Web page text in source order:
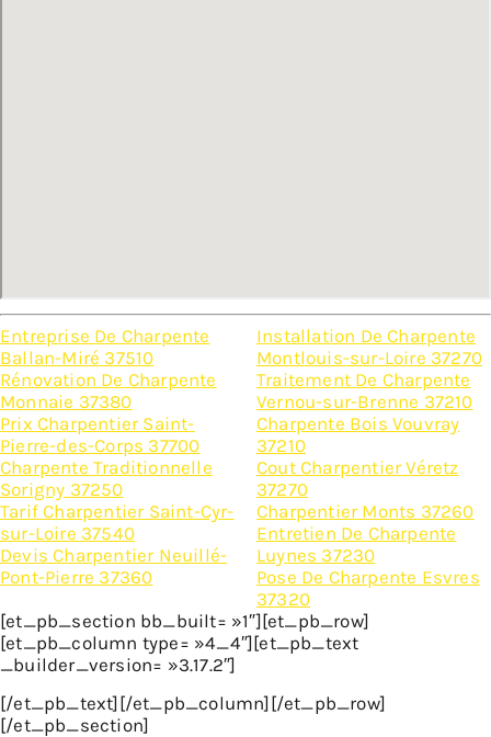
Entreprise De Charpente
Ballan-Miré 37510
Rénovation De Charpente
Monnaie 37380
Prix Charpentier Saint-
Pierre-des-Corps 37700
Charpente Traditionnelle
Sorigny 37250
Tarif Charpentier Saint-Cyr-
sur-Loire 37540
Devis Charpentier Neuillé-
Pont-Pierre 37360
Installation De Charpente
Montlouis-sur-Loire 37270
Traitement De Charpente
Vernou-sur-Brenne 37210
Charpente Bois Vouvray
37210
Cout Charpentier Véretz
37270
Charpentier Monts 37260
Entretien De Charpente
Luynes 37230
Pose De Charpente Esvres
37320
[et_pb_section bb_built= »1″][et_pb_row]
[et_pb_column type= »4_4″][et_pb_text
_builder_version= »3.17.2″]
[/et_pb_text][/et_pb_column][/et_pb_row]
[/et_pb_section]